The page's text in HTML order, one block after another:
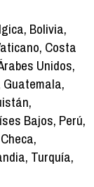
Bolivia,
Costa
Unidos,
Bajos, Perú,
Turquía,